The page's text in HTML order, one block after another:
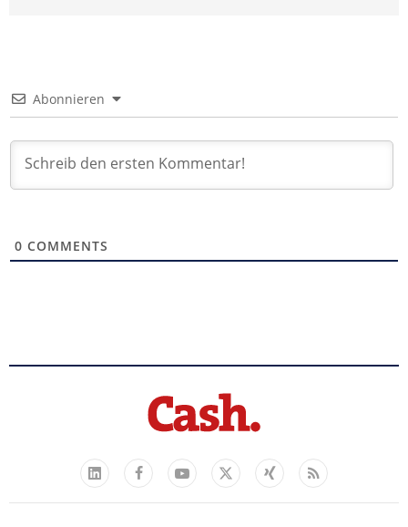
Abonnieren
0 COMMENTS
LinkedIn
FacebookYouTube
X
Xing Feed